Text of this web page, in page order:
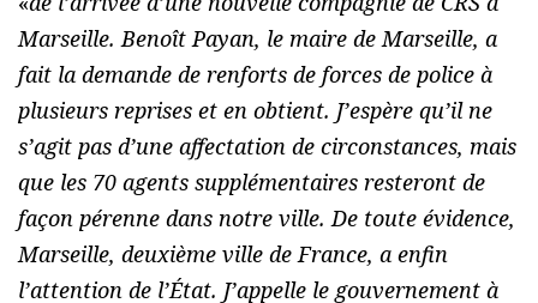
Marseille. Benoît Payan, le maire de Marseille, a
fait la demande de renforts de forces de police à
plusieurs reprises et en obtient. J’espère qu’il ne
s’agit pas d’une affectation de circonstances, mais
que les 70 agents supplémentaires resteront de
façon pérenne dans notre ville. De toute évidence,
Marseille, deuxième ville de France, a enfin
l’attention de l’État. J’appelle le gouvernement à